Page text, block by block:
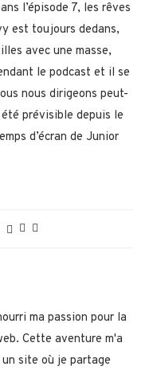
l’épisode 7, les rêves
est toujours dedans,
avec une masse,
le podcast et il se
nous dirigeons peut-
prévisible depuis le
d’écran de Junior
ma passion pour la
Cette aventure m'a
site où je partage